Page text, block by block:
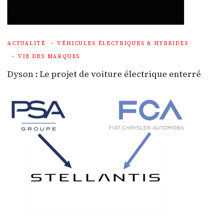
ACTUALITÉ
VÉHICULES ÉLECTRIQUES & HYBRIDES
VIE DES MARQUES
Dyson : Le projet de voiture électrique enterré